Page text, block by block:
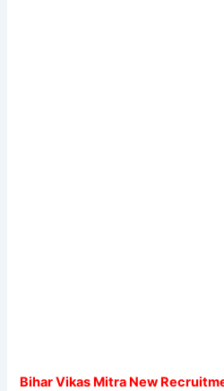
Bihar Vikas Mitra New